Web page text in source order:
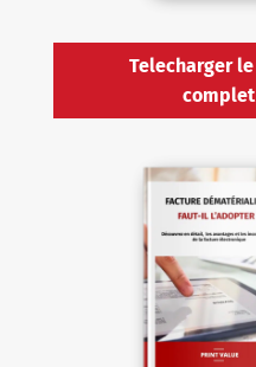
Telecharger
complet